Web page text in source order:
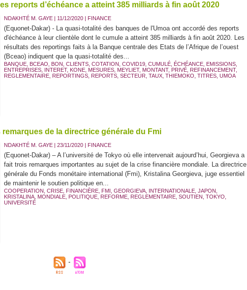
reports d’échéance a atteint 385 milliards à fin août 2020
NDAKHTÉ M. GAYE | 11/12/2020 | FINANCE
(Equonet-Dakar) - La quasi-totalité des banques de l'Umoa ont accordé des reports
d'échéance à leur clientèle dont le cumule a atteint 385 milliards à fin août 2020. Les
résultats des reportings faits à la Banque centrale des Etats de l’Afrique de l’ouest
(Bceao) indiquent que la quasi-totalité des...
BANQUE BCEAO BON CLIENTS COTATION COVID19 CUMULÉ ÉCHÉANCE EMISSIONS
ENTREPRISES INTERET, KONE MESURES MEYLIET, MONTANT, PRIVÉ REFINANCEMENT,
REGLEMENTAIRE REPORTINGS REPORTS SECTEUR TAUX THIEMOKO TITRES UMOA
de la directrice générale du Fmi
NDAKHTÉ M. GAYE | 23/11/2020 | FINANCE
(Equonet-Dakar) – A l’université de Tokyo où elle intervenait aujourd’hui, Georgieva a
fait trois remarques importantes au sujet de la crise financière mondiale. La directrice
générale du Fonds monétaire international (Fmi), Kristalina Georgieva, juge essentiel
de maintenir le soutien politique en...
COOPERATION CRISE FINANCIÈRE FMI GEORGIEVA INTERNATIONALE JAPON
KRISTALINA MONDIALE POLITIQUE REFORME REGLEMENTAIRE SOUTIEN TOKYO
UNIVERSITÉ